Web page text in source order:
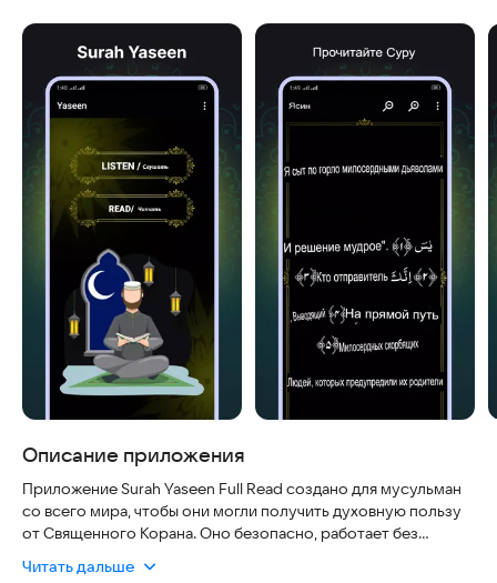
Скриншоты
Описание приложения
Приложение Surah Yaseen Full Read создано для мусульман
со всего мира, чтобы они могли получить духовную пользу
от Священного Корана. Оно безопасно, работает без
слушать суру Ясин. Аудиоверсия в формате MP3 — одна из
Читать дальше